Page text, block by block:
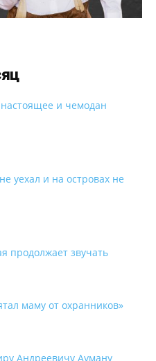
и чемодан
уехал и на островах не
продолжает звучать
маму от охранников»
Андреевичу Ауману